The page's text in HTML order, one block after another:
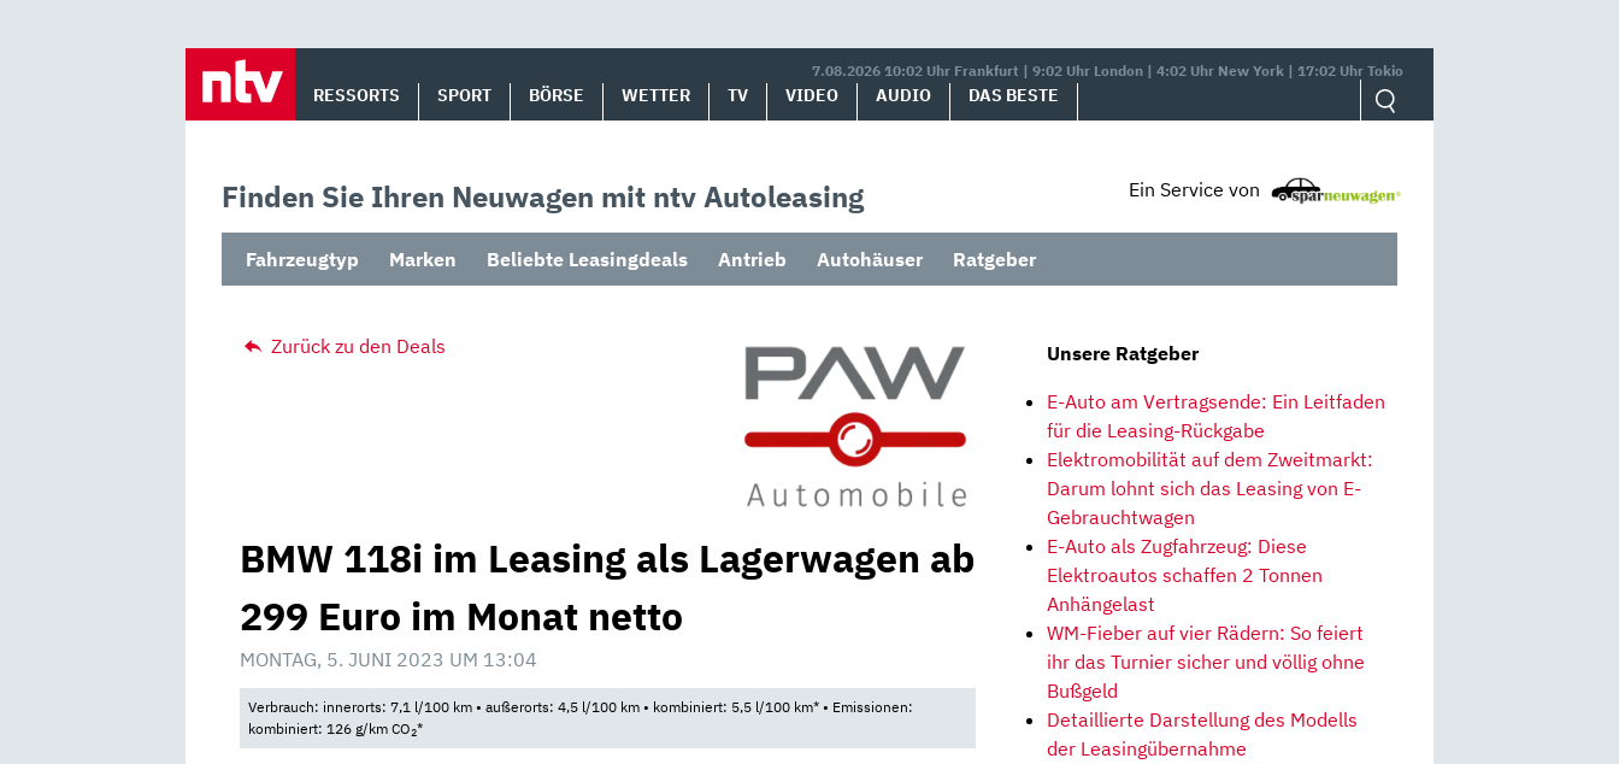
7.08.2026 10:02 Uhr Frankfurt | 9:02 Uhr London | 4:02 Uhr New York | 17:02 Uhr Tokio
RESSORTS SPORT BÖRSE WETTER TV VIDEO AUDIO DAS BESTE
Finden Sie Ihren Neuwagen mit ntv Autoleasing Ein Service von
Fahrzeugtyp Marken Beliebte Leasingdeals Antrieb Autohäuser Ratgeber
Zurück zu den Deals
BMW 118i im Leasing als Lagerwagen ab
299 Euro im Monat netto
MONTAG, 5. JUNI 2023 UM 13:04
Verbrauch: innerorts: 7,1 l/100 km • außerorts: 4,5 l/100 km • kombiniert: 5,5 l/100 km* • Emissionen:
kombiniert: 126 g/km CO2*
Unsere Ratgeber
E-Auto am Vertragsende: Ein Leitfaden
für die Leasing-Rückgabe
Elektromobilität auf dem Zweitmarkt:
Darum lohnt sich das Leasing von E-
Gebrauchtwagen
E-Auto als Zugfahrzeug: Diese
Elektroautos schaffen 2 Tonnen
Anhängelast
WM-Fieber auf vier Rädern: So feiert
ihr das Turnier sicher und völlig ohne
Bußgeld
Detaillierte Darstellung des Modells
der Leasingübernahme